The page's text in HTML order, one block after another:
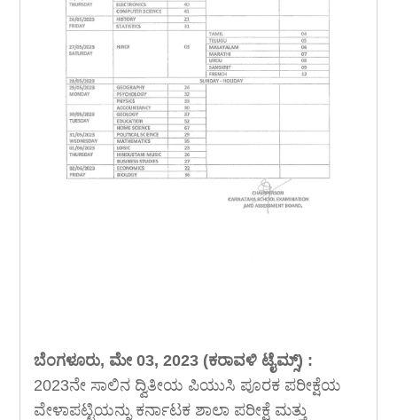
ಬೆಂಗಳೂರು, ಮೇ 03, 2023 (ಕರಾವಳಿ ಟೈಮ್ಸ್) :
2023ನೇ ಸಾಲಿನ ದ್ವಿತೀಯ ಪಿಯುಸಿ ಪೂರಕ ಪರೀಕ್ಷೆಯ
ವೇಳಾಪಟ್ಟಿಯನ್ನು ಕರ್ನಾಟಕ ಶಾಲಾ ಪರೀಕ್ಷೆ ಮತ್ತು